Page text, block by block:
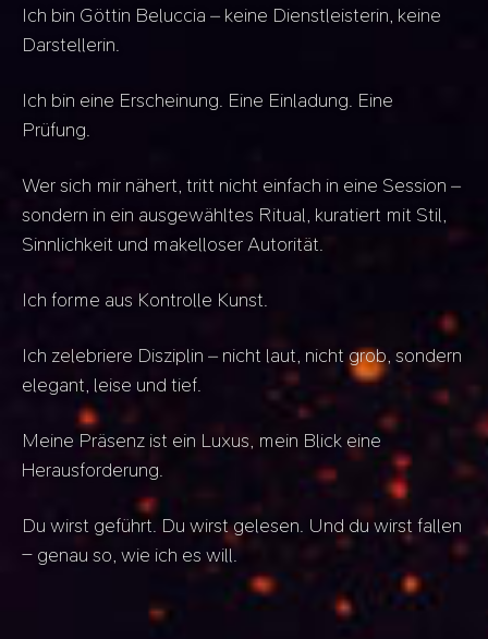
Ich bin Göttin Beluccia – keine Dienstleisterin, keine
Darstellerin.
Ich bin eine Erscheinung. Eine Einladung. Eine
Prüfung.
Wer sich mir nähert, tritt nicht einfach in eine Session –
sondern in ein ausgewähltes Ritual, kuratiert mit Stil,
Sinnlichkeit und makelloser Autorität.
Ich forme aus Kontrolle Kunst.
Ich zelebriere Disziplin – nicht laut, nicht grob, sondern
elegant, leise und tief.
Meine Präsenz ist ein Luxus, mein Blick eine
Herausforderung.
Du wirst geführt. Du wirst gelesen. Und du wirst fallen
– genau so, wie ich es will.